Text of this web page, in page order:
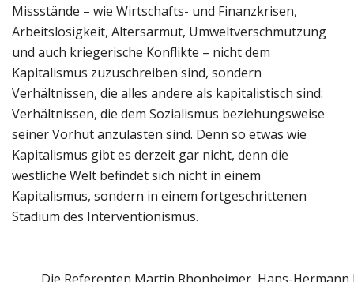
Missstände – wie Wirtschafts- und Finanzkrisen,
Arbeitslosigkeit, Altersarmut, Umweltverschmutzung
und auch kriegerische Konflikte – nicht dem
Kapitalismus zuzuschreiben sind, sondern
Verhältnissen, die alles andere als kapitalistisch sind:
Verhältnissen, die dem Sozialismus beziehungsweise
seiner Vorhut anzulasten sind. Denn so etwas wie
Kapitalismus gibt es derzeit gar nicht, denn die
westliche Welt befindet sich nicht in einem
Kapitalismus, sondern in einem fortgeschrittenen
Stadium des Interventionismus.